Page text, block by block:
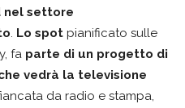
nel settore
. Lo spot pianificato sulle
fa parte di un progetto di
vedrà la televisione
da radio e stampa,